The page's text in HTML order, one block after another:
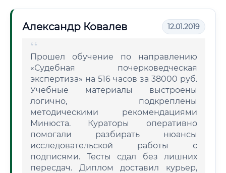
Александр Ковалев 12.01.2019
Прошел обучение по направлению
«Судебная почерковедческая
экспертиза» на 516 часов за 38000 руб.
Учебные материалы выстроены
логично, подкреплены
методическими рекомендациями
Минюста. Кураторы оперативно
помогали разбирать нюансы
исследовательской работы с
подписями. Тесты сдал без лишних
пересдач. Диплом доставил курьер,